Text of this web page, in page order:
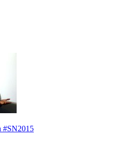
#SN2015